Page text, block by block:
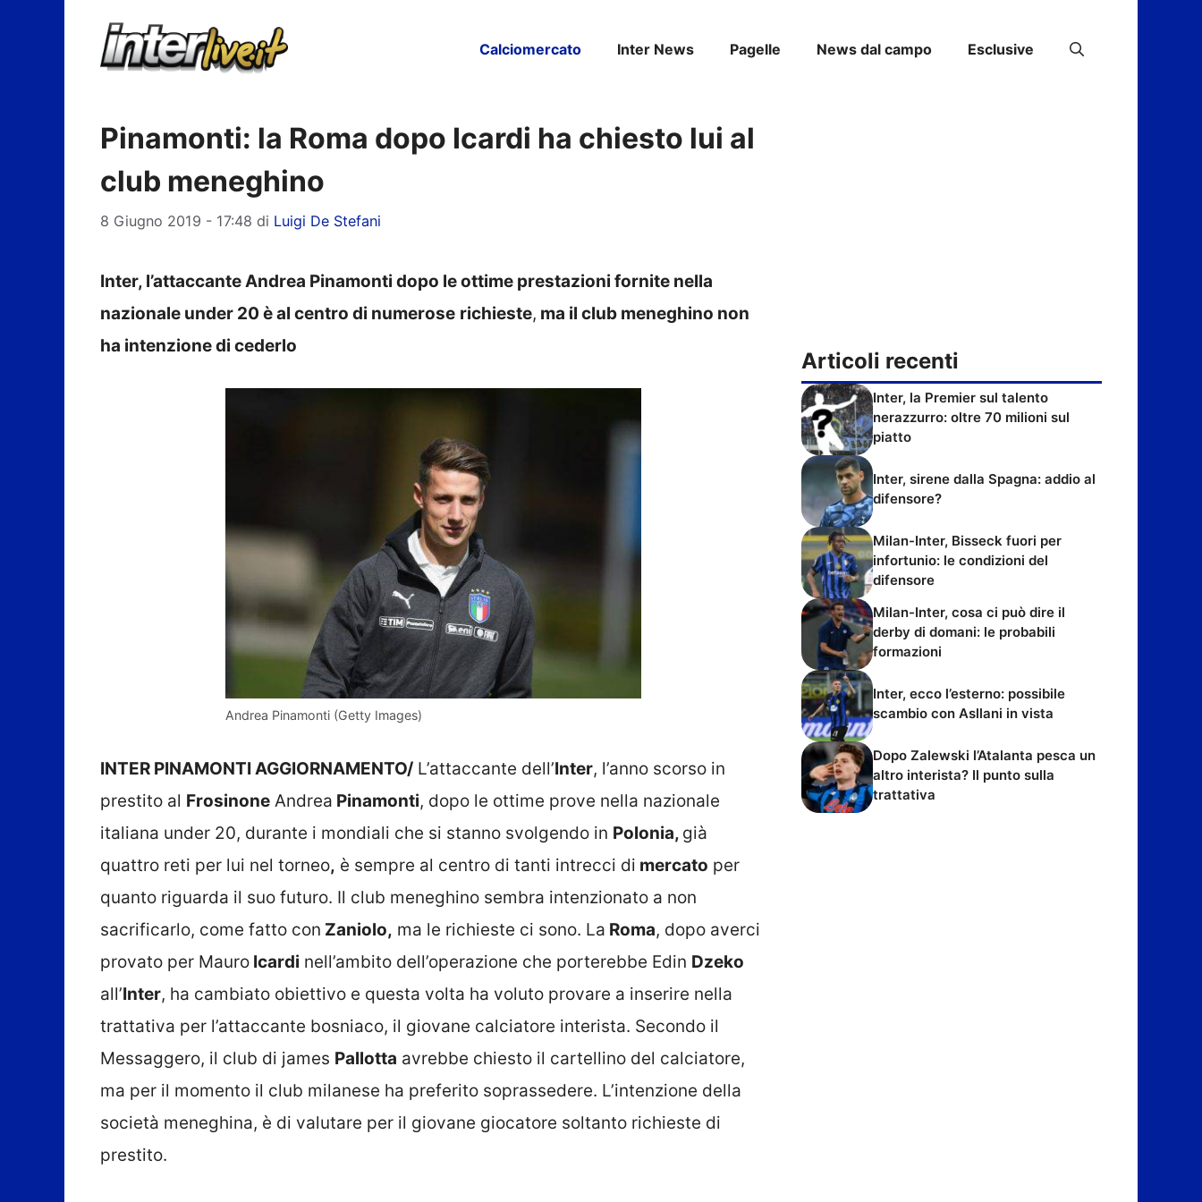
Calciomercato Inter News Pagelle News dal campo Esclusive
Pinamonti: la Roma dopo Icardi ha chiesto lui al
club meneghino
8 Giugno 2019 - 17:48 di Luigi De Stefani
Inter, l’attaccante Andrea Pinamonti dopo le ottime prestazioni fornite nella
nazionale under 20 è al centro di numerose richieste, ma il club meneghino non
ha intenzione di cederlo
Andrea Pinamonti (Getty Images)
INTER PINAMONTI AGGIORNAMENTO/ L’attaccante dell’Inter, l’anno scorso in
prestito al Frosinone Andrea Pinamonti, dopo le ottime prove nella nazionale
italiana under 20, durante i mondiali che si stanno svolgendo in Polonia, già
quattro reti per lui nel torneo, è sempre al centro di tanti intrecci di mercato per
quanto riguarda il suo futuro. Il club meneghino sembra intenzionato a non
sacrificarlo, come fatto con Zaniolo, ma le richieste ci sono. La Roma, dopo averci
provato per Mauro Icardi nell’ambito dell’operazione che porterebbe Edin Dzeko
all’Inter, ha cambiato obiettivo e questa volta ha voluto provare a inserire nella
trattativa per l’attaccante bosniaco, il giovane calciatore interista. Secondo il
Messaggero, il club di james Pallotta avrebbe chiesto il cartellino del calciatore,
ma per il momento il club milanese ha preferito soprassedere. L’intenzione della
società meneghina, è di valutare per il giovane giocatore soltanto richieste di
prestito.
Articoli recenti
Inter, la Premier sul talento
nerazzurro: oltre 70 milioni sul
piatto
Inter, sirene dalla Spagna: addio al
difensore?
Milan-Inter, Bisseck fuori per
infortunio: le condizioni del
difensore
Milan-Inter, cosa ci può dire il
derby di domani: le probabili
formazioni
Inter, ecco l’esterno: possibile
scambio con Asllani in vista
Dopo Zalewski l’Atalanta pesca un
altro interista? Il punto sulla
trattativa